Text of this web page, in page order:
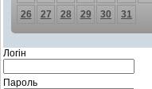
26
27 28 29 30 31
Логін
Пароль